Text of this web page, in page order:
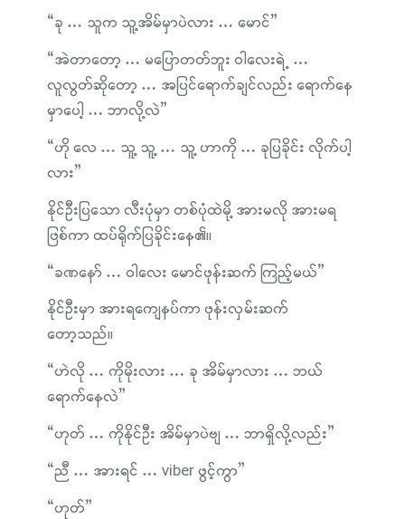
“ခု … သူက သူ့အိမ်မှာပဲလား … မောင်”
“အဲတာတော့ … မပြောတတ်ဘူး ဝါလေးရဲ့ …
လူလွတ်ဆိုတော့ … အပြင်ရောက်ချင်လည်း ရောက်နေ
မှာပေါ့ … ဘာလို့လဲ”
“ဟို လေ … သူ့ သူ့ … သူ့ ဟာကို … ခုပြခိုင်း လိုက်ပါ့
လား”
နိုင်ဦးပြသော လီးပုံမှာ တစ်ပုံထဲမို့ အားမလို အားမရ
ဖြစ်ကာ ထပ်ရိုက်ပြခိုင်းနေ၏။
“ခဏနော် … ဝါလေး မောင်ဖုန်းဆက် ကြည့်မယ်”
နိုင်ဦးမှာ အားရကျေနပ်ကာ ဖုန်းလှမ်းဆက်
တော့သည်။
“ဟဲလို … ကိုမိုးလား … ခု အိမ်မှာလား … ဘယ်
ရောက်နေလဲ”
“ဟုတ် … ကိုနိုင်ဦး အိမ်မှာပဲဗျ … ဘာရှိလို့လည်း”
“ညီ … အားရင် … viber ဖွင့်ကွာ”
“ဟုတ်”